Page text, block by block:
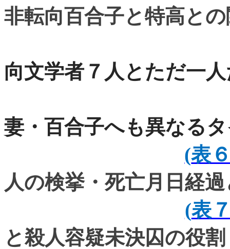
非転向百合子と特高と
向文学者７人とただ一
妻・百合子へも異なる
(表
人の検挙・死亡月日経
(表
と殺人容疑未決囚の役割